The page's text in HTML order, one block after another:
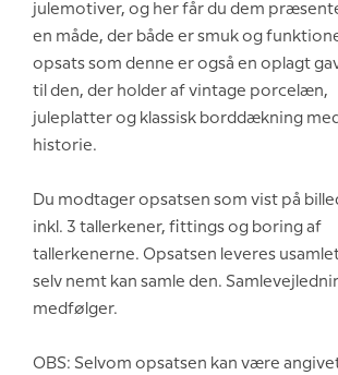
julemotiver, og her får du dem
en måde, der både er smuk og
opsats som denne er også en oplagt
til den, der holder af vintage porcelæn,
juleplatter og klassisk borddækning med
historie.
Du modtager opsatsen som vist på
inkl. 3 tallerkener, fittings og boring af
tallerkenerne. Opsatsen leveres
selv nemt kan samle den.
medfølger.
OBS: Selvom opsatsen kan være